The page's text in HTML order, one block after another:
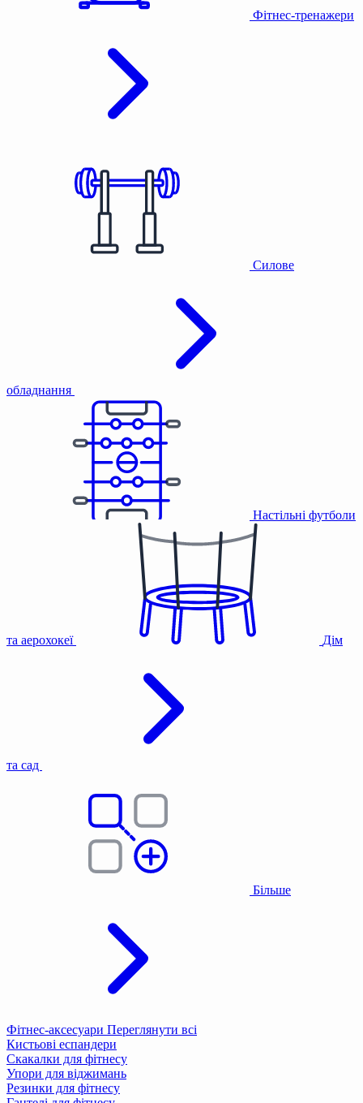
Фітнес-тренажери
Силове
обладнання
Настільні футболи
та аерохокеї Дім
та сад
Більше
Фітнес-аксесуари Переглянути всі
Кистьові еспандери
Скакалки для фітнесу
Упори для віджимань
Резинки для фітнесу